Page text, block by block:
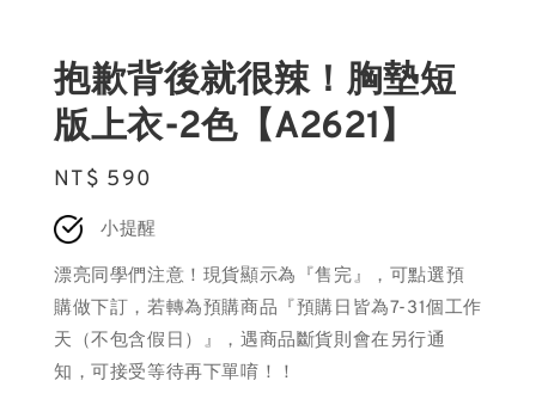
抱歉背後就很辣！胸墊短
版上衣-2色【A2621】
Regular
price
NT$ 590
小提醒
漂亮同學們注意！現貨顯示為『售完』，可點選預
購做下訂，若轉為預購商品『預購日皆為7-31個工作
天（不包含假日）』，遇商品斷貨則會在另行通
知，可接受等待再下單唷！！